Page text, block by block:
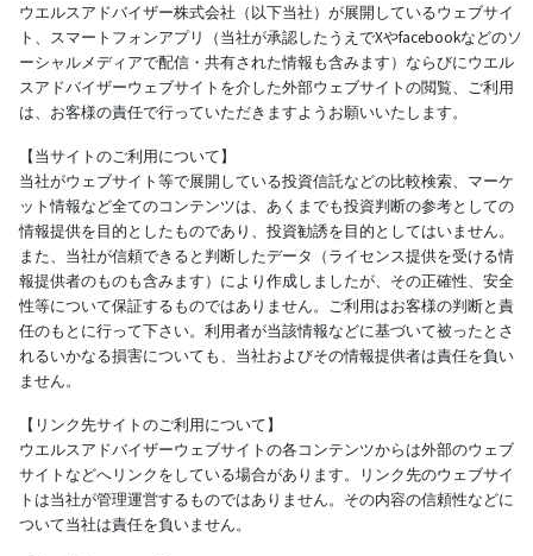
ウエルスアドバイザー株式会社（以下当社）が展開しているウェブサイ
ト、スマートフォンアプリ（当社が承認したうえでXやfacebookなどのソ
ーシャルメディアで配信・共有された情報も含みます）ならびにウエル
スアドバイザーウェブサイトを介した外部ウェブサイトの閲覧、ご利用
は、お客様の責任で行っていただきますようお願いいたします。
【当サイトのご利用について】
当社がウェブサイト等で展開している投資信託などの比較検索、マーケ
ット情報など全てのコンテンツは、あくまでも投資判断の参考としての
情報提供を目的としたものであり、投資勧誘を目的としてはいません。
また、当社が信頼できると判断したデータ（ライセンス提供を受ける情
報提供者のものも含みます）により作成しましたが、その正確性、安全
性等について保証するものではありません。ご利用はお客様の判断と責
任のもとに行って下さい。利用者が当該情報などに基づいて被ったとさ
れるいかなる損害についても、当社およびその情報提供者は責任を負い
ません。
【リンク先サイトのご利用について】
ウエルスアドバイザーウェブサイトの各コンテンツからは外部のウェブ
サイトなどへリンクをしている場合があります。リンク先のウェブサイ
トは当社が管理運営するものではありません。その内容の信頼性などに
ついて当社は責任を負いません。